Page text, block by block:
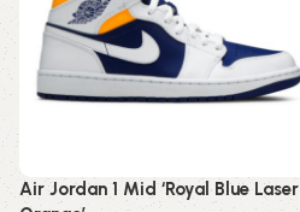
Air Jordan 1 Mid ‘Royal Blue Laser